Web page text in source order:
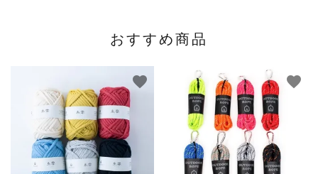
おすすめ商品
favorite favorite